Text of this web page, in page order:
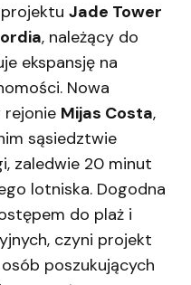
Jade Tower
, należący do
ekspansję na
Nowa
rejonie Mijas Costa,
sąsiedztwie
zaledwie 20 minut
lotniska. Dogodna
do plaż i
czyni projekt
poszukujących